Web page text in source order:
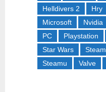
Helldivers 2
Hry
Microsoft
Nvidia
PC
Playstation
Star Wars
Steam
Steamu
Valve